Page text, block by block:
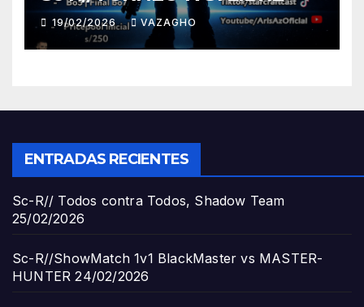
19/02/2026 VAZAGHO
ENTRADAS RECIENTES
Sc-R// Todos contra Todos, Shadow Team
25/02/2026
Sc-R//ShowMatch 1v1 BlackMaster vs MASTER-
HUNTER 24/02/2026